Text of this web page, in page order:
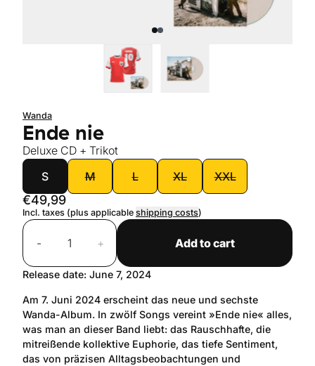
Wanda
Ende nie
Deluxe CD + Trikot
size
S M L XL XXL
€49,99
Incl. taxes (plus applicable shipping costs)
Quantity
-
+ Add to cart
Release date: June 7, 2024
Am 7. Juni 2024 erscheint das neue und sechste
Wanda-Album. In zwölf Songs vereint »Ende nie« alles,
was man an dieser Band liebt: das Rauschhafte, die
mitreißende kollektive Euphorie, das tiefe Sentiment,
das von präzisen Alltagsbeobachtungen und